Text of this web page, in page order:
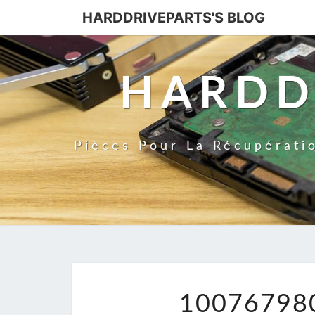
HARDDRIVEPARTS'S BLOG
Pièces Pour La